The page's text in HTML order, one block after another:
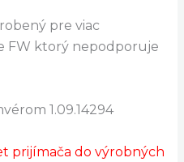
pre viac
FW ktorý nepodporuje
1.09.14294
prijímača do výrobných